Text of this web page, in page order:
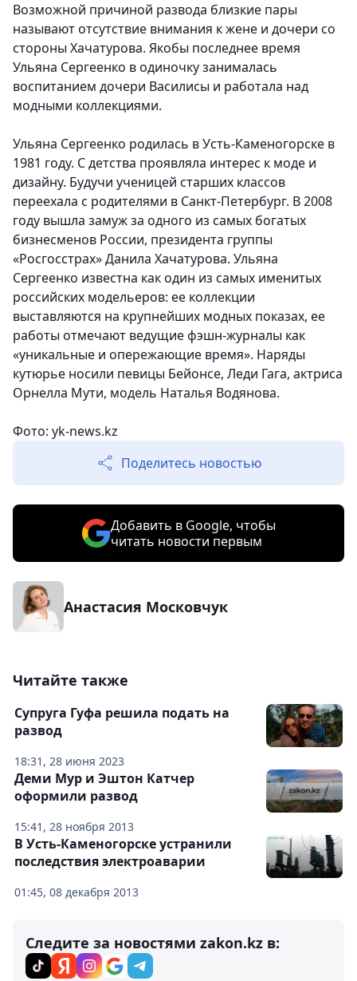
Возможной причиной развода близкие пары
называют отсутствие внимания к жене и дочери со
стороны Хачатурова. Якобы последнее время
Ульяна Сергеенко в одиночку занималась
воспитанием дочери Василисы и работала над
модными коллекциями.
Ульяна Сергеенко родилась в Усть-Каменогорске в
1981 году. С детства проявляла интерес к моде и
дизайну. Будучи ученицей старших классов
переехала с родителями в Санкт-Петербург. В 2008
году вышла замуж за одного из самых богатых
бизнесменов России, президента группы
«Росгосстрах» Данила Хачатурова. Ульяна
Сергеенко известна как один из самых именитых
российских модельеров: ее коллекции
выставляются на крупнейших модных показах, ее
работы отмечают ведущие фэшн-журналы как
«уникальные и опережающие время». Наряды
кутюрье носили певицы Бейонсе, Леди Гага, актриса
Орнелла Мути, модель Наталья Водянова.
Фото: yk-news.kz
Поделитесь новостью
Добавить в Google, чтобы
читать новости первым
Анастасия Московчук
Читайте также
18:31, 28 июня 2023
Супруга Гуфа решила подать на
развод
15:41, 28 ноября 2013
Деми Мур и Эштон Катчер
оформили развод
01:45, 08 декабря 2013
В Усть-Каменогорске устранили
последствия электроаварии
Следите за новостями zakon.kz в: